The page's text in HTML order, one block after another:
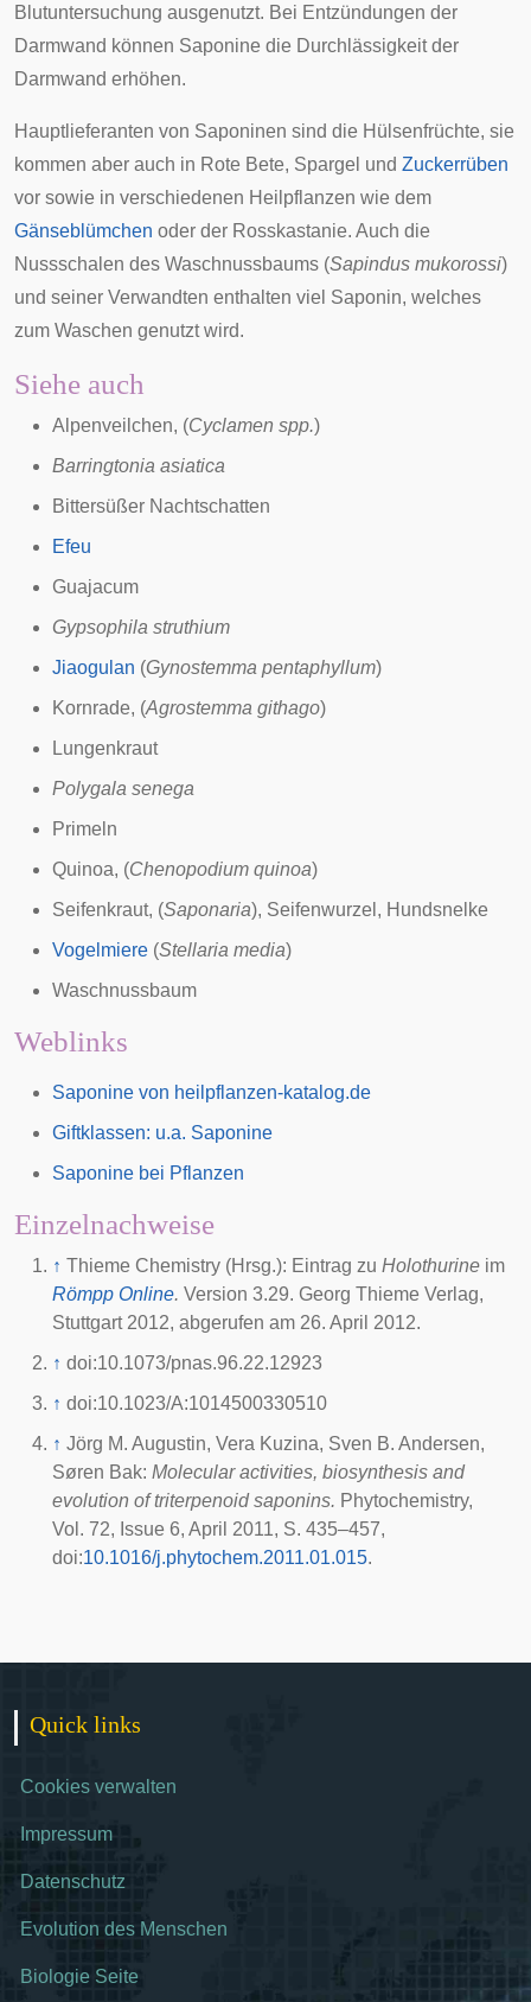
Blutuntersuchung ausgenutzt. Bei Entzündungen der
Darmwand können Saponine die Durchlässigkeit der
Darmwand erhöhen.
Hauptlieferanten von Saponinen sind die Hülsenfrüchte, sie
kommen aber auch in Rote Bete, Spargel und Zuckerrüben
vor sowie in verschiedenen Heilpflanzen wie dem
Gänseblümchen oder der Rosskastanie. Auch die
Nussschalen des Waschnussbaums (Sapindus mukorossi)
und seiner Verwandten enthalten viel Saponin, welches
zum Waschen genutzt wird.
Siehe auch
Alpenveilchen, (Cyclamen spp.)
Barringtonia asiatica
Bittersüßer Nachtschatten
Efeu
Guajacum
Gypsophila struthium
Jiaogulan (Gynostemma pentaphyllum)
Kornrade, (Agrostemma githago)
Lungenkraut
Polygala senega
Primeln
Quinoa, (Chenopodium quinoa)
Seifenkraut, (Saponaria), Seifenwurzel , Hundsnelke
Vogelmiere (Stellaria media)
Waschnussbaum
Weblinks
Saponine von heilpflanzen-katalog.de
Giftklassen: u.a. Saponine
Saponine bei Pflanzen
Einzelnachweise
↑ Thieme Chemistry (Hrsg.): Eintrag zu Holothurine im
Römpp Online. Version 3.29. Georg Thieme Verlag,
Stuttgart 2012, abgerufen am 26. April 2012.
↑ doi:10.1073/pnas.96.22.12923
↑ doi:10.1023/A:1014500330510
↑ Jörg M. Augustin, Vera Kuzina, Sven B. Andersen,
Søren Bak: Molecular activities, biosynthesis and
evolution of triterpenoid saponins. Phytochemistry,
Vol. 72, Issue 6, April 2011, S. 435–457,
doi:10.1016/j.phytochem.2011.01.015.
Quick links
Cookies verwalten
Impressum
Datenschutz
Evolution des Menschen
Biologie Seite